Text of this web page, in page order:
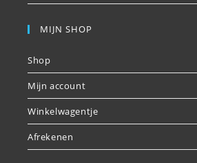
MIJN SHOP
Shop
Mijn account
Winkelwagentje
Afrekenen